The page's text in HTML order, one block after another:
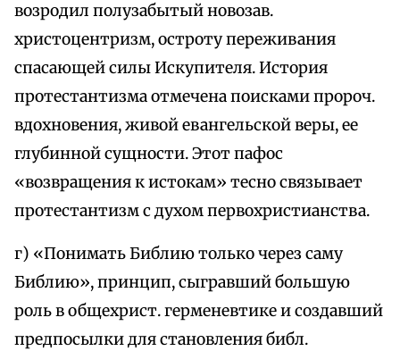
возродил полузабытый новозав.
христоцентризм, остроту переживания
спасающей силы Искупителя. История
протестантизма отмечена поисками пророч.
вдохновения, живой евангельской веры, ее
глубинной сущности. Этот пафос
«возвращения к истокам» тесно связывает
протестантизм с духом первохристианства.
г) «Понимать Библию только через саму
Библию», принцип, сыгравший большую
роль в общехрист. герменевтике и создавший
предпосылки для становления библ.